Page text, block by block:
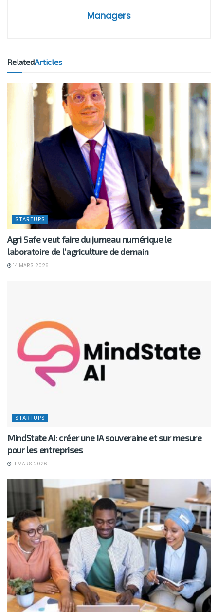
Managers
RelatedArticles
STARTUPS
Agri Safe veut faire du jumeau numérique le
laboratoire de l’agriculture de demain
14 MARS 2026
STARTUPS
MindState AI: créer une IA souveraine et sur mesure
pour les entreprises
11 MARS 2026